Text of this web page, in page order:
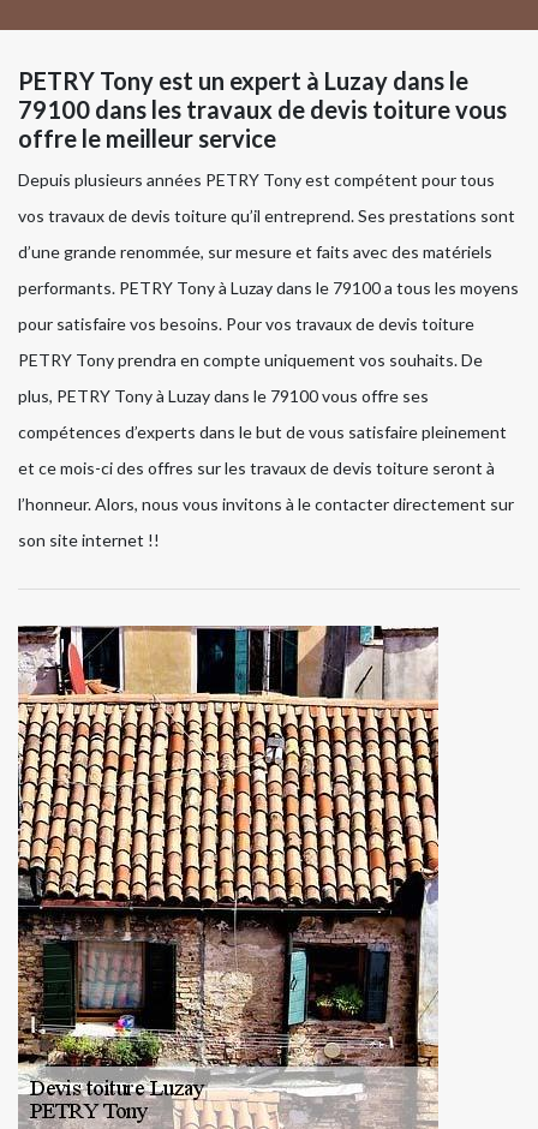
PETRY Tony est un expert à Luzay dans le
79100 dans les travaux de devis toiture vous
offre le meilleur service
Depuis plusieurs années PETRY Tony est compétent pour tous
vos travaux de devis toiture qu’il entreprend. Ses prestations sont
d’une grande renommée, sur mesure et faits avec des matériels
performants. PETRY Tony à Luzay dans le 79100 a tous les moyens
pour satisfaire vos besoins. Pour vos travaux de devis toiture
PETRY Tony prendra en compte uniquement vos souhaits. De
plus, PETRY Tony à Luzay dans le 79100 vous offre ses
compétences d’experts dans le but de vous satisfaire pleinement
et ce mois-ci des offres sur les travaux de devis toiture seront à
l’honneur. Alors, nous vous invitons à le contacter directement sur
son site internet !!